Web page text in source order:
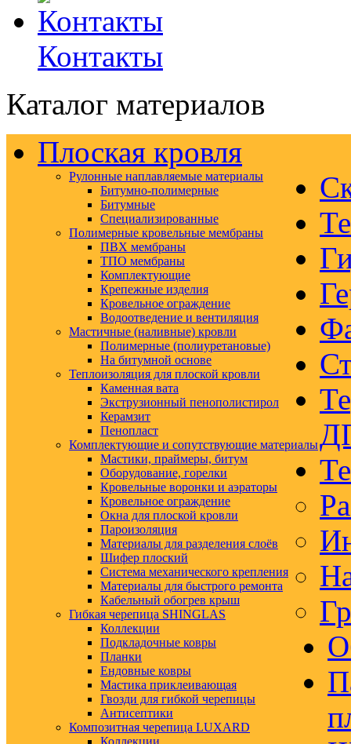
Контакты
Каталог материалов
Плоская кровля
Рулонные наплавляемые материалы
Битумно-полимерные
Битумные
Специализированные
Полимерные кровельные мембраны
ПВХ мембраны
ТПО мембраны
Комплектующие
Крепежные изделия
Кровельное ограждение
Водоотведение и вентиляция
Мастичные (наливные) кровли
Полимерные (полиуретановые)
На битумной основе
Теплоизоляция для плоской кровли
Каменная вата
Экструзионный пенополистирол
Керамзит
Пенопласт
Комплектующие и сопутствующие материалы
Мастики, праймеры, битум
Оборудование, горелки
Кровельные воронки и аэраторы
Кровельное ограждение
Окна для плоской кровли
Пароизоляция
Материалы для разделения слоёв
Шифер плоский
Система механического крепления
Материалы для быстрого ремонта
Кабельный обогрев крыш
Гибкая черепица SHINGLAS
Коллекции
Подкладочные ковры
Планки
Ендовные ковры
Мастика приклеивающая
Гвозди для гибкой черепицы
Антисептики
Композитная черепица LUXARD
Коллекции